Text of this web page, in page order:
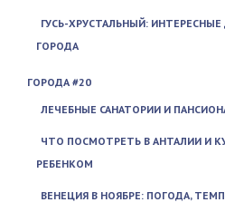
ГУСЬ-ХРУСТАЛЬНЫЙ:
ГОРОДА
ГОРОДА #20
ЛЕЧЕБНЫЕ САНАТОРИИ И
ЧТО ПОСМОТРЕТЬ В АНТАЛИИ И
РЕБЕНКОМ
ВЕНЕЦИЯ В НОЯБРЕ: ПОГОДА,